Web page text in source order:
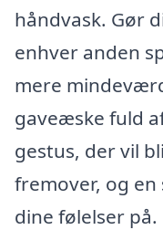
håndvask. Gør
enhver anden
mere
gaveæske fuld
gestus, der vil
fremover, og
dine følelser